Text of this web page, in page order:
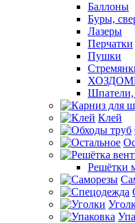
Баллоны
Буры,
Лазеры
Перчатки
Пушки
Шпатели,
Клей
Решётки